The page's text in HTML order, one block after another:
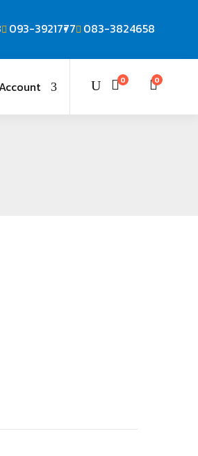
093-3921777 083-3824658
0
0